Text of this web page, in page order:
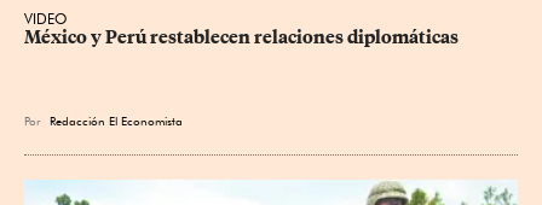
VIDEO
México y Perú restablecen relaciones diplomáticas
Por Redacción El Economista